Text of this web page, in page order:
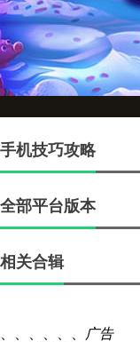
手机技巧攻略
全部平台版本
相关合辑
广告